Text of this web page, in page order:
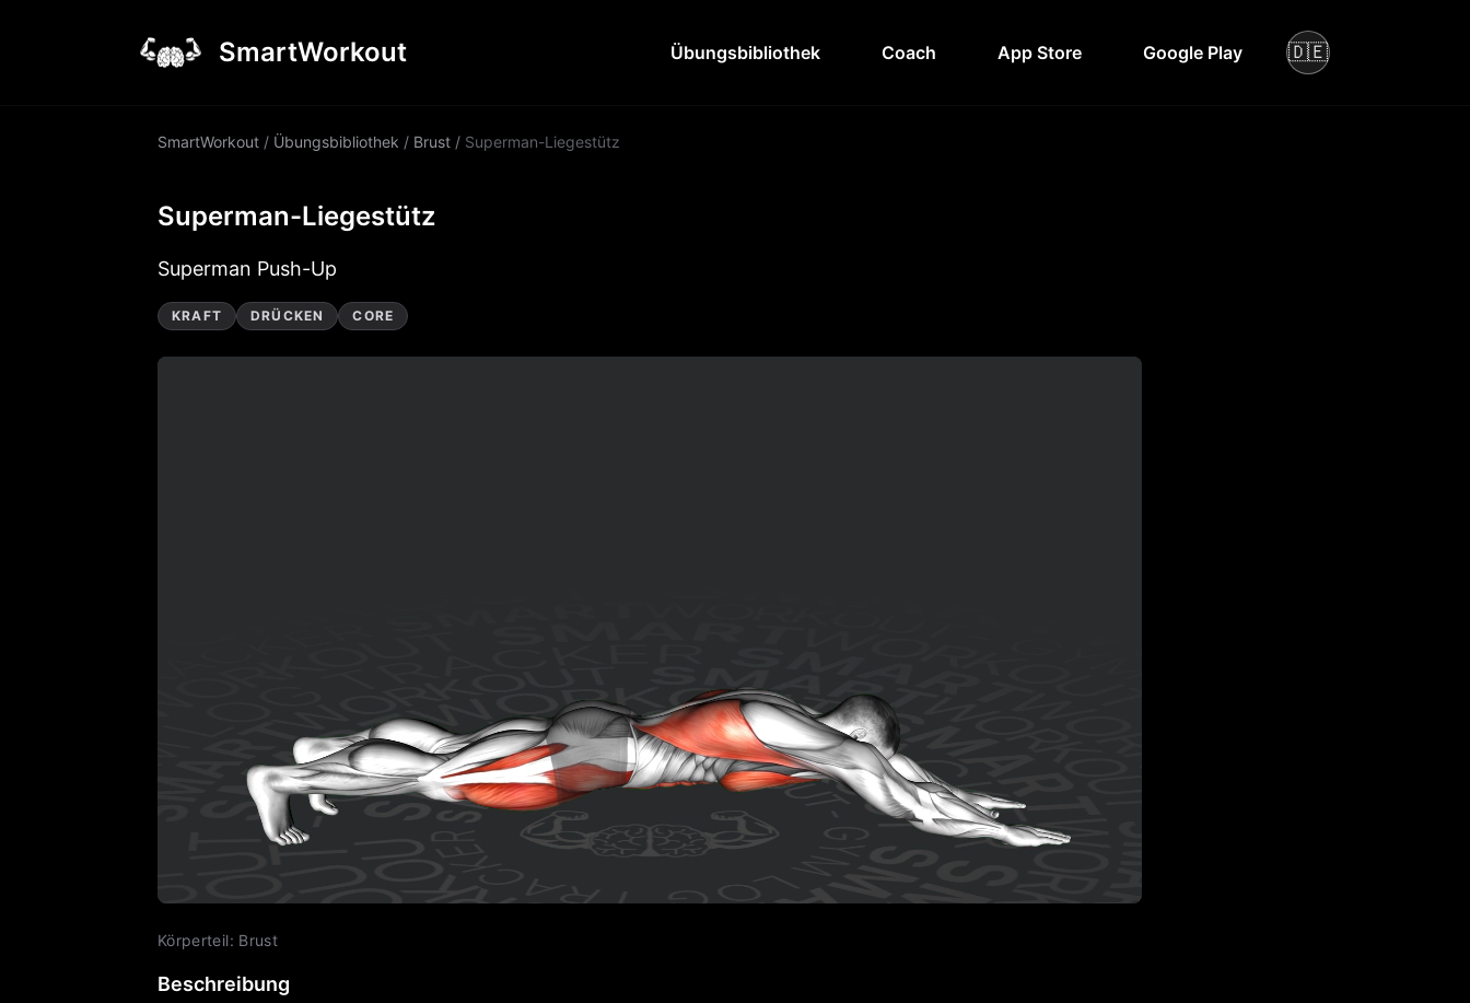
SmartWorkout Übungsbibliothek Coach App Store Google Play 🇩🇪
SmartWorkout / Übungsbibliothek / Brust / Superman-Liegestütz
Superman-Liegestütz
Superman Push-Up
KRAFT DRÜCKEN CORE
Körperteil: Brust
Beschreibung